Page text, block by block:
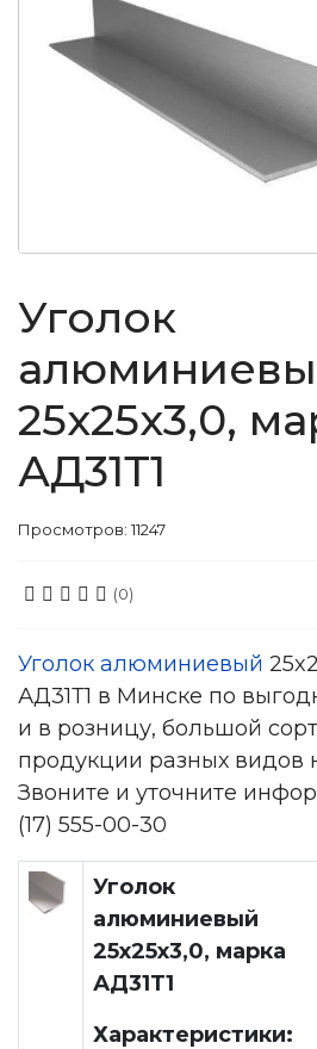
Уголок
25x25x3,0,
АД31Т1
Просмотров: 11247
(0)
Уголок алюминиевый
АД31Т1 в Минске по
и в розницу, большой
продукции разных видов
Звоните и уточните
(17) 555-00-30
Уголок
алюминиевый
25x25x3,0, марка
АД31Т1
Характеристики: